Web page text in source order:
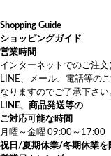
Shopping Guide
ショッピングガイド
営業時間
インターネットでのご注
LINE、メール、電話等の
なりますのでご了承下さい
LINE、商品発送等の
ご対応可能な時間
月曜～金曜 09:00～17:00
祝日/夏期休業/冬期休業を